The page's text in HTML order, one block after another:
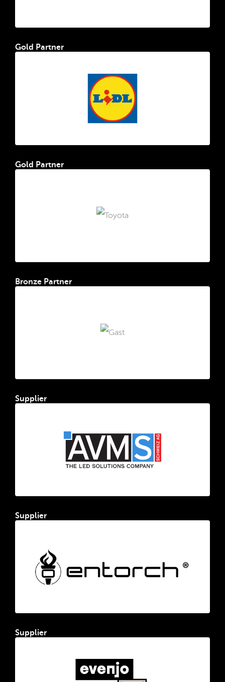
Gold Partner
Gold Partner
Bronze Partner
Supplier
Supplier
Supplier